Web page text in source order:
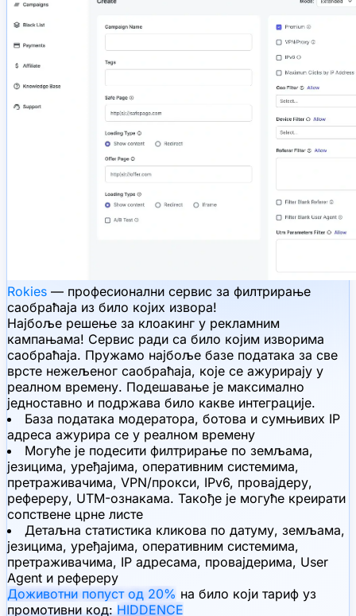
Rokies — професионални сервис за филтрирање
саобраћаја из било којих извора!
Најбоље решење за клоакинг у рекламним
кампањама! Сервис ради са било којим изворима
саобраћаја. Пружамо најбоље базе података за све
врсте нежељеног саобраћаја, које се ажурирају у
реалном времену. Подешавање је максимално
једноставно и подржава било какве интеграције.
База података модератора, ботова и сумњивих IP
адреса ажурира се у реалном времену
Могуће је подесити филтрирање по земљама,
језицима, уређајима, оперативним системима,
претраживачима, VPN/прокси, IPv6, провајдеру,
рефереру, UTM-ознакама. Такође је могуће креирати
сопствене црне листе
Детаљна статистика кликова по датуму, земљама,
језицима, уређајима, оперативним системима,
претраживачима, IP адресама, провајдерима, User
Agent и рефереру
Доживотни попуст од 20% на било који тариф уз
промотивни код: HIDDENCE